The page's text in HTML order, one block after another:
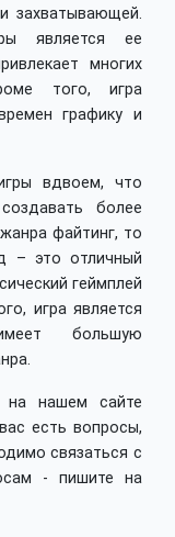
захватывающей.
является ее
многих
того, игра
графику и
вдвоем, что
более
файтинг, то
– это отличный
геймплей
игра является
большую
на нашем сайте
есть вопросы,
связаться с
- пишите на